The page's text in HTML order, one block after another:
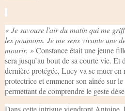
« Je savoure l'air du matin qui me
les poumons. Je me sens vivante une
mourir. »Constance était une jeune
sera jusqu’au bout de sa courte vie. Et
dernière protégée, Lucy va se muer en
protectrice et emmener son aînée sur
permettant de comprendre le geste
Dans cette intrigue viendront Antoine,